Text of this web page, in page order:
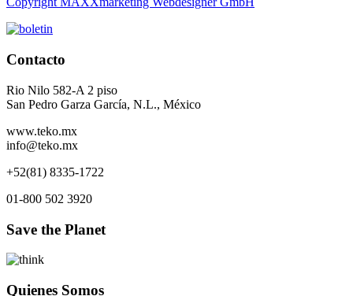
Contacto
Rio Nilo 582-A 2 piso
San Pedro Garza García, N.L., México
www.teko.mx
info@teko.mx
+52(81) 8335-1722
01-800 502 3920
Save the Planet
Quienes Somos